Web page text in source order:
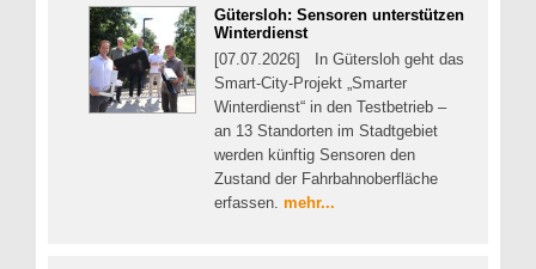
Gütersloh: Sensoren unterstützen
Winterdienst
[07.07.2026] In Gütersloh geht das
Smart-City-Projekt „Smarter
Winterdienst“ in den Testbetrieb –
an 13 Standorten im Stadtgebiet
werden künftig Sensoren den
Zustand der Fahrbahnoberfläche
erfassen. mehr...